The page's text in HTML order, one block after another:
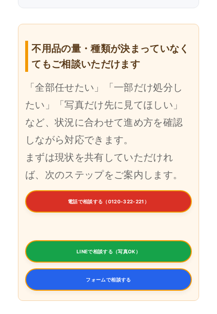
不用品の量・種類が決まっていなく
てもご相談いただけます
「全部任せたい」「一部だけ処分し
たい」「写真だけ先に見てほしい」
など、状況に合わせて進め方を確認
しながら対応できます。
まずは現状を共有していただけれ
ば、次のステップをご案内します。
電話で相談する（0120-322-221）
LINEで相談する（写真OK）
フォームで相談する